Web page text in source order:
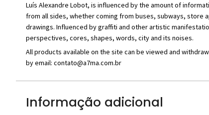
Luís Alexandre Lobot, is influenced by the amount of
from all sides, whether coming from buses, subways, store
drawings. Influenced by graffiti and other artistic
perspectives, cores, shapes, words, city and its noises.
All products available on the site can be viewed and
by email: contato@a7ma.com.br
Informação adicional